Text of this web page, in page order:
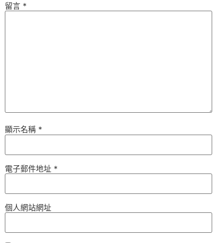
留言 *
顯示名稱 *
電子郵件地址 *
個人網站網址